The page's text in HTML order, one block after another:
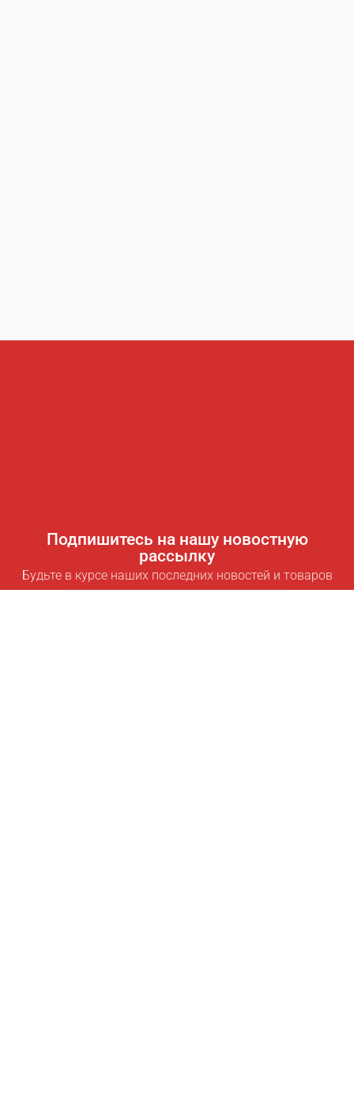
Подпишитесь на нашу новостную
рассылку
Будьте в курсе наших последних новостей и товаров